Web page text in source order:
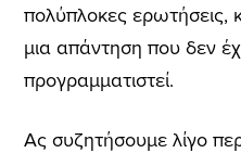
πολύπλοκες ερωτήσεις,
μια απάντηση που δεν
προγραμματιστεί.
Ας συζητήσουμε λίγο